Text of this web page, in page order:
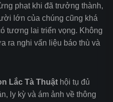
phạt khi đã trưởng thành,
lớn của chúng cũng khá
tương lai triển vọng. Không
ra nghi vấn liệu báo thù và
Lắc Tà Thuật hội tụ đủ
ly kỳ và ám ảnh về thông